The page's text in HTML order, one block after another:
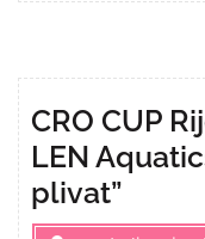
CRO CUP
LEN
plivat”